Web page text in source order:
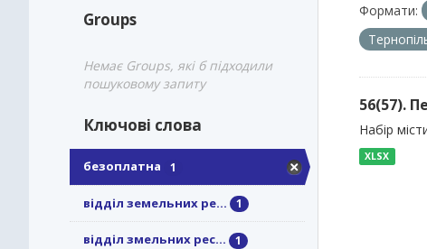
Groups
Немає Groups, які б підходили
пошуковому запиту
Ключові слова
безоплатна 1
відділ земельних ре... 1
відділ змельних рес... 1
Формати:
56(57).
Набір
XLSX